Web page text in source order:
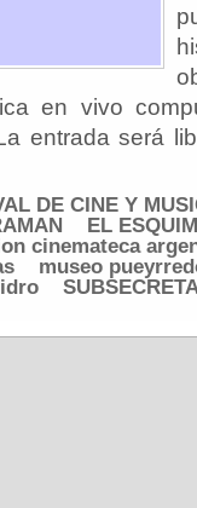
en vivo
entrada será
DE CINE Y
EL
cinemateca
museo